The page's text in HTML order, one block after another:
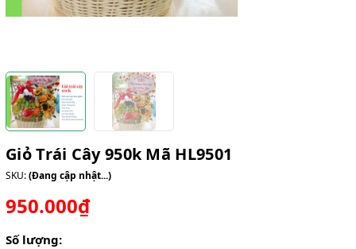
Giỏ Trái Cây 950k Mã HL9501
SKU:(Đang cập nhật...)
950.000₫
Số lượng: